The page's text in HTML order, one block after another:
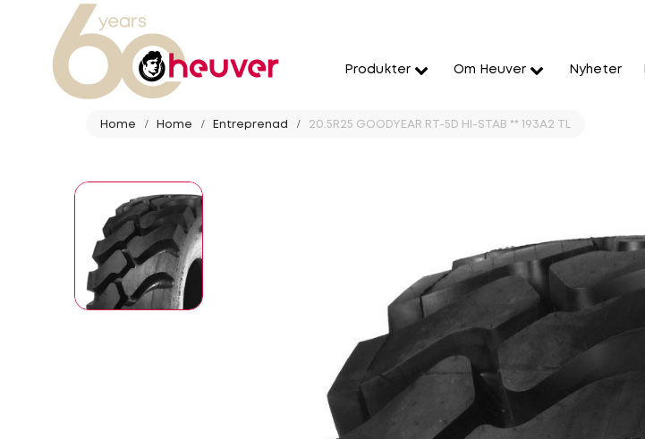
Produkter Om Heuver Nyheter
Home Home Entreprenad 20.5R25 GOODYEAR RT-5D HI-STAB ** 193A2 TL